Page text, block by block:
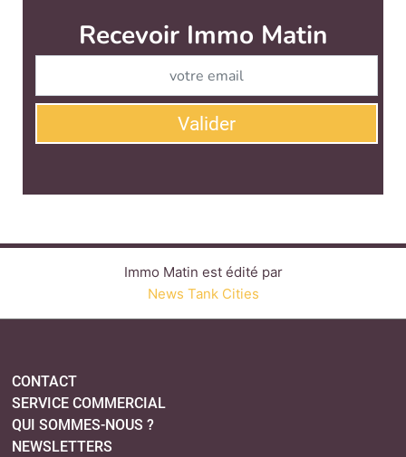
Immo Matin est édité par
QUI SOMMES-NOUS ?
LINKEDINTWITTERFACEBOOK
YOUTUBE
MENTIONS LÉGALES
POLITIQUE DE CONFIDENTIALITÉ
COOKIES